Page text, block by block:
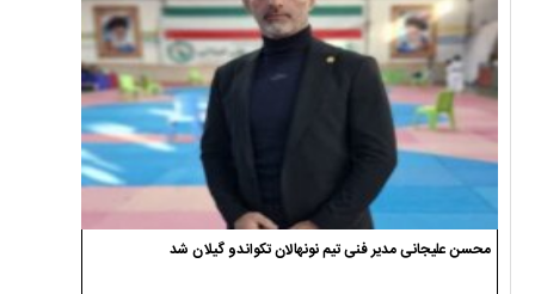
محسن علیجانی مدیر فنی تیم نونهالان تکواندو گیلان شد